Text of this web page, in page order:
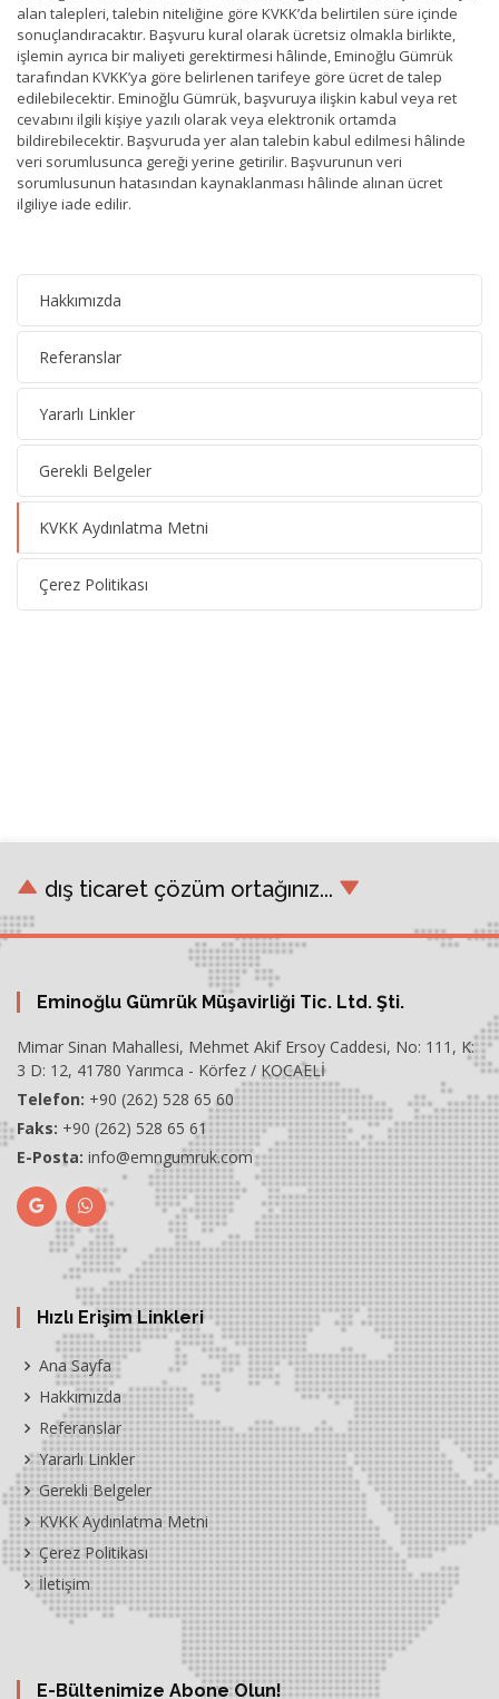
alan talepleri, talebin niteliğine göre KVKK’da belirtilen süre içinde
sonuçlandıracaktır. Başvuru kural olarak ücretsiz olmakla birlikte,
işlemin ayrıca bir maliyeti gerektirmesi hâlinde, Eminoğlu Gümrük
tarafından KVKK’ya göre belirlenen tarifeye göre ücret de talep
edilebilecektir. Eminoğlu Gümrük, başvuruya ilişkin kabul veya ret
cevabını ilgili kişiye yazılı olarak veya elektronik ortamda
bildirebilecektir. Başvuruda yer alan talebin kabul edilmesi hâlinde
veri sorumlusunca gereği yerine getirilir. Başvurunun veri
sorumlusunun hatasından kaynaklanması hâlinde alınan ücret
ilgiliye iade edilir.
Hakkımızda
Referanslar
Yararlı Linkler
Gerekli Belgeler
KVKK Aydınlatma Metni
Çerez Politikası
dış ticaret çözüm ortağınız...
Eminoğlu Gümrük Müşavirliği Tic. Ltd. Şti.
Mimar Sinan Mahallesi, Mehmet Akif Ersoy Caddesi, No: 111, K:
3 D: 12, 41780 Yarımca - Körfez / KOCAELİ
Telefon: +90 (262) 528 65 60
Faks: +90 (262) 528 65 61
E-Posta: info@emngumruk.com
Hızlı Erişim Linkleri
Ana Sayfa
Hakkımızda
Referanslar
Yararlı Linkler
Gerekli Belgeler
KVKK Aydınlatma Metni
Çerez Politikası
İletişim
E-Bültenimize Abone Olun!